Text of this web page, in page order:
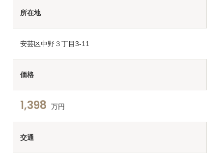
所在地
安芸区中野３丁目3-11
価格
1,398 万円
交通